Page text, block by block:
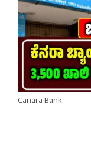
Canara Bank